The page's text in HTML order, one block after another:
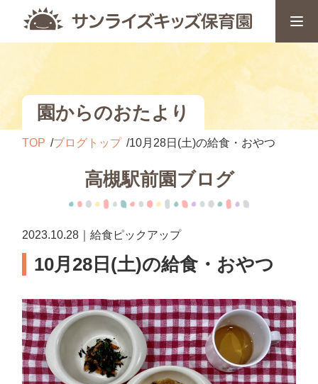
園からのおたより
TOP ブログトップ 10月28日(土)の給食・おやつ
高槻駅前園ブログ
2023.10.28｜給食ピックアップ
10月28日(土)の給食・おやつ